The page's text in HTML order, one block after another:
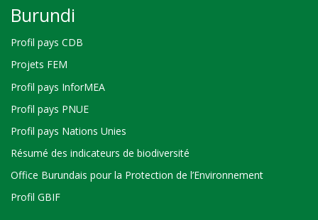
Burundi
Profil pays CDB
Projets FEM
Profil pays InforMEA
Profil pays PNUE
Profil pays Nations Unies
Résumé des indicateurs de biodiversité
Office Burundais pour la Protection de l’Environnement
Profil GBIF